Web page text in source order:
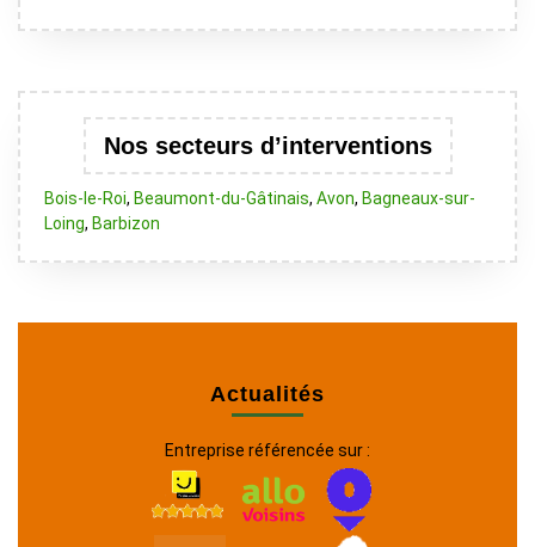
Nos secteurs d’interventions
Bois-le-Roi, Beaumont-du-Gâtinais, Avon, Bagneaux-sur-
Loing, Barbizon
Actualités
Entreprise référencée sur :